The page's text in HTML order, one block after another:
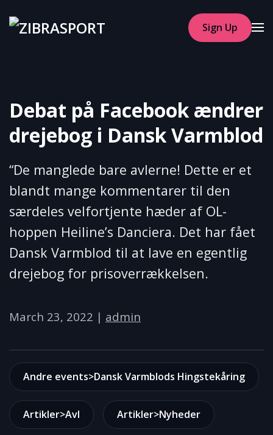
Skip to main content
Sign Up
Debat på Facebook ændrer
drejebog i Dansk Varmblod
“De manglede bare avlerne! Dette er et
blandt mange kommentarer til den
særdeles velfortjente hæder af OL-
hoppen Heiline’s Danciera. Det har fået
Dansk Varmblod til at lave en egentlig
drejebog for prisoverrækkelsen.
March 23, 2022 | admin
Andre events>Dansk Varmblods Hingstekåring
Artikler>Avl Artikler>Nyheder